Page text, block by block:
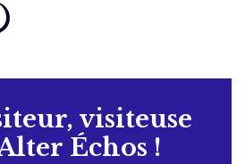
visiteuse
Échos !